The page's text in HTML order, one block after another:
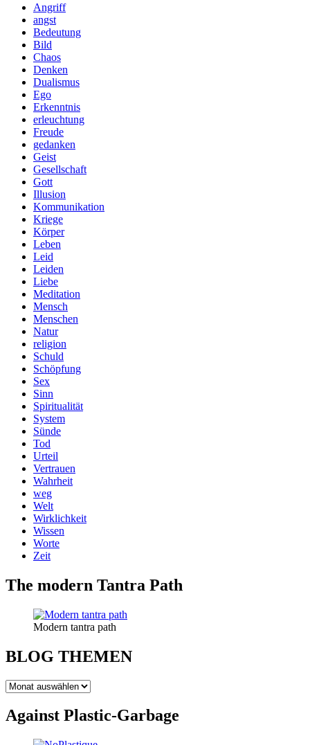
Angriff
angst
Bedeutung
Bild
Chaos
Denken
Dualismus
Ego
Erkenntnis
erleuchtung
Freude
gedanken
Geist
Gesellschaft
Gott
Illusion
Kommunikation
Kriege
Körper
Leben
Leid
Leiden
Liebe
Meditation
Mensch
Menschen
Natur
religion
Schuld
Schöpfung
Sex
Sinn
Spiritualität
System
Sünde
Tod
Urteil
Vertrauen
Wahrheit
weg
Welt
Wirklichkeit
Wissen
Worte
Zeit
The modern Tantra Path
Modern tantra path
BLOG THEMEN
BLOG
Against Plastic-Garbage